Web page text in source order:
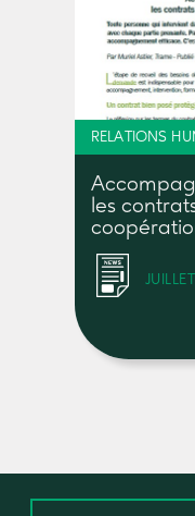
RELATIONS
les